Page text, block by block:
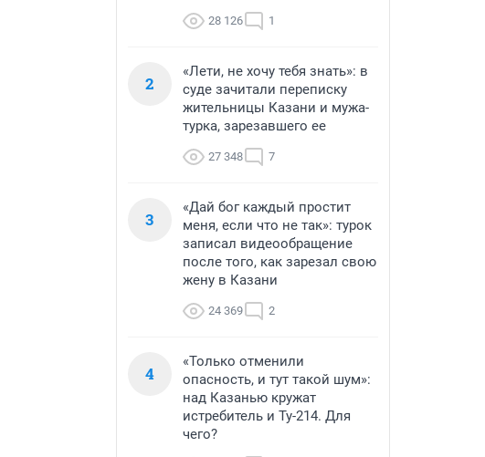
28 126 1
2
«Лети, не хочу тебя знать»: в
суде зачитали переписку
жительницы Казани и мужа-
турка, зарезавшего ее
27 348 7
3
«Дай бог каждый простит
меня, если что не так»: турок
записал видеообращение
после того, как зарезал свою
жену в Казани
24 369 2
4
«Только отменили
опасность, и тут такой шум»:
над Казанью кружат
истребитель и Ту-214. Для
чего?